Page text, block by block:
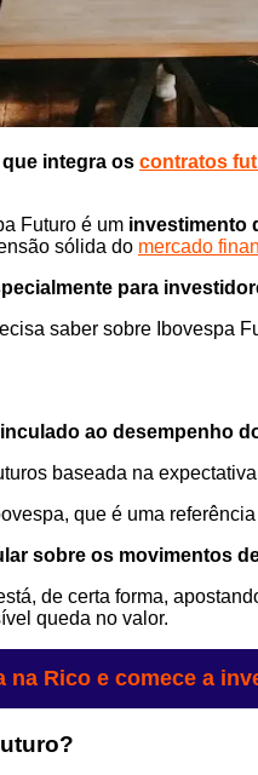
que integra os contratos
Futuro é um investimento
sólida do mercado
para
saber sobre Ibovespa
ao desempenho
baseada na
que é uma
sobre os movimentos
de certa forma,
queda no valor.
na Rico e comece a